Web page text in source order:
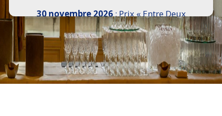
30 novembre 2026: Prix « Entre Deux
Rives » I Scemi Astutti au Sénat
7 décembre 2026 :16e Salon de l’Histoire de
18h30 à 21h, remise du Prix du Guesclin,
Cercle National des Armées 8 place Saint-
Augustin Paris 8e